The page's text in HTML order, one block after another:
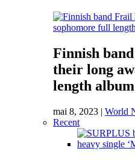
Finnish
their long
length album
mai 8, 2023 | World
Recent